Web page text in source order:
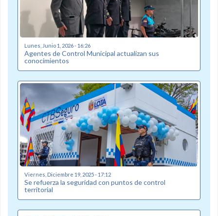
Lunes, Junio 1, 2026 - 16:26
Agentes de Control Municipal actualizan sus
conocimientos
Viernes, Diciembre 19, 2025 - 17:12
Se refuerza la seguridad con puntos de control
territorial